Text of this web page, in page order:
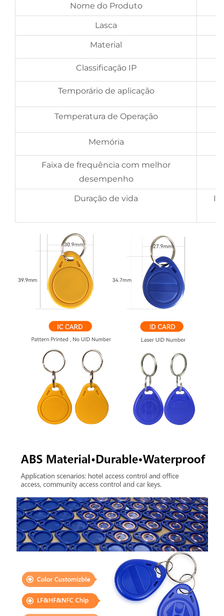
Nome do Produto
Lasca
Material
Classificação IP
Temporário de aplicação
Temperatura de Operação
Memória
Faixa de frequência com melhor
desempenho
Duração de vida